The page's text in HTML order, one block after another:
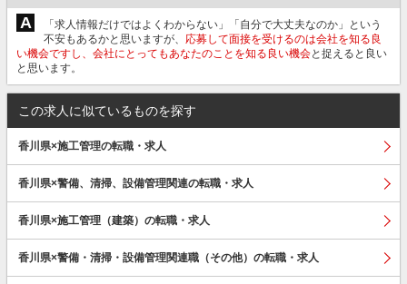
A
「求人情報だけではよくわからない」「自分で大丈夫なのか」という
不安もあるかと思いますが、 応募して面接を受けるのは会社を知る良
い機会ですし、会社にとってもあなたのことを知る良い機会と捉えると良い
と思います。
この求人に似ているものを探す
香川県×施工管理の転職・求人
香川県×警備、清掃、設備管理関連の転職・求人
香川県×施工管理（建築）の転職・求人
香川県×警備・清掃・設備管理関連職（その他）の転職・求人